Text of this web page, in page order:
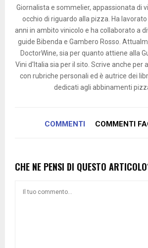
Giornalista e sommelier, appassionata di
occhio di riguardo alla pizza. Ha
anni in ambito vinicolo e ha collaborato a
guide Bibenda e Gambero Rosso.
DoctorWine, sia per quanto attiene alla
Vini d'Italia sia per il sito. Scrive anche per
con rubriche personali ed è autrice dei
dedicati agli abbinamenti
COMMENTI COMMENTI
CHE NE PENSI DI QUESTO